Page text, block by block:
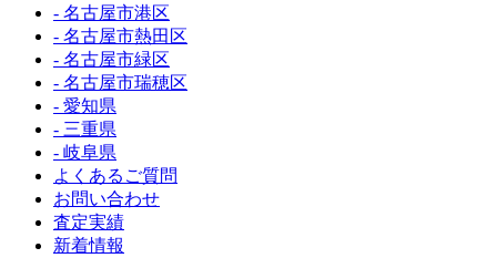
- 名古屋市港区
- 名古屋市熱田区
- 名古屋市緑区
- 名古屋市瑞穂区
- 愛知県
- 三重県
- 岐阜県
よくあるご質問
お問い合わせ
査定実績
新着情報